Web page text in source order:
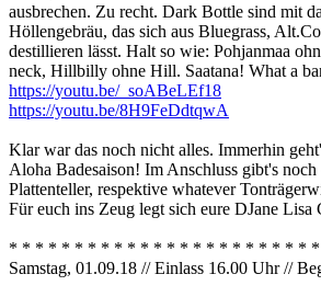
ausbrechen. Zu recht. Dark Bottle sind mit
Höllengebräu, das sich aus Bluegrass,
destillieren lässt. Halt so wie: Pohjanmaa
neck, Hillbilly ohne Hill. Saatana! What a
https://youtu.be/_soABeLEf18
https://youtu.be/8H9FeDdtqwA
Klar war das noch nicht alles. Immerhin
Aloha Badesaison! Im Anschluss gibt's
Plattenteller, respektive whatever
Für euch ins Zeug legt sich eure DJane Lisa
* * * * * * * * * * * * * * * * * * * * * * *
Samstag, 01.09.18 // Einlass 16.00 Uhr //